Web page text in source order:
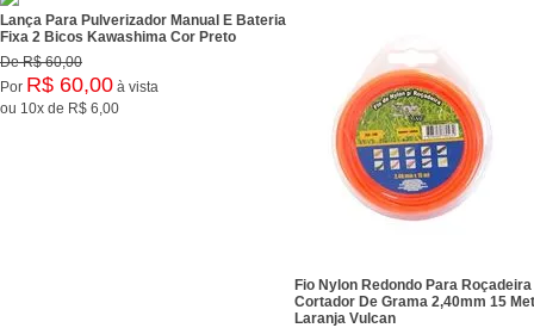
Lança Para Pulverizador Manual E Bateria
Fixa 2 Bicos Kawashima Cor Preto
DeR$ 60,00
Por R$ 60,00 à vista
ou 10x de R$ 6,00
Fio Nylon Redondo Para Roçadeira
Cortador De Grama 2,40mm 15
Laranja Vulcan